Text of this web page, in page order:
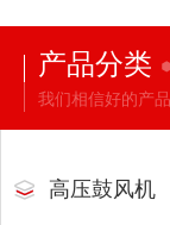
产品分类
我们相信好的产
高压鼓风机